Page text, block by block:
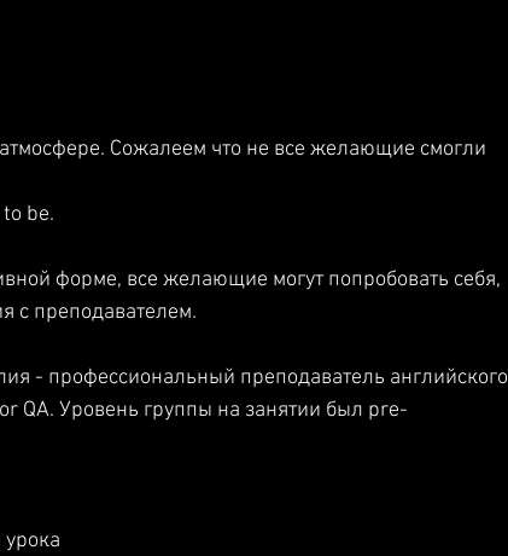
Сожалеем что не все желающие смогли
be.
форме, все желающие могут попробовать себя,
с преподавателем.
- профессиональный преподаватель английского
QA. Уровень группы на занятии был pre-